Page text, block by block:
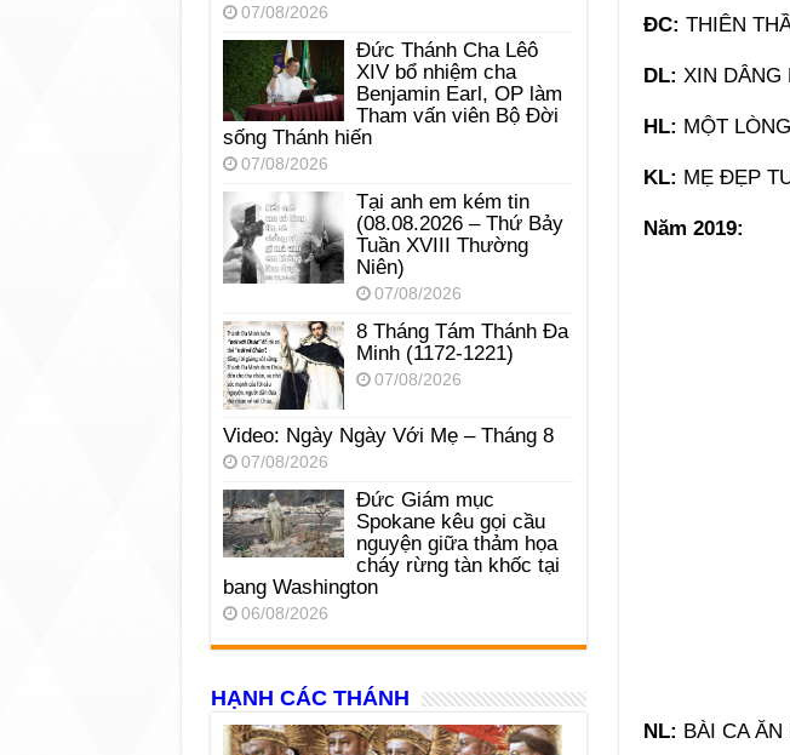
ĐC: THIÊN
DL: XIN DÂNG
HL: MỘT
KL: MẸ ĐẸP
Năm 2019:
NL: BÀI CA ĂN
07/08/2026
Đức Thánh Cha Lêô
XIV bổ nhiệm cha
Benjamin Earl, OP làm
Tham vấn viên Bộ Đời
sống Thánh hiến
07/08/2026
Tại anh em kém tin
(08.08.2026 – Thứ Bảy
Tuần XVIII Thường
Niên)
07/08/2026
8 Tháng Tám Thánh Ða
Minh (1172-1221)
07/08/2026
Video: Ngày Ngày Với Mẹ – Tháng 8
07/08/2026
Đức Giám mục
Spokane kêu gọi cầu
nguyện giữa thảm họa
cháy rừng tàn khốc tại
bang Washington
06/08/2026
HẠNH CÁC THÁNH